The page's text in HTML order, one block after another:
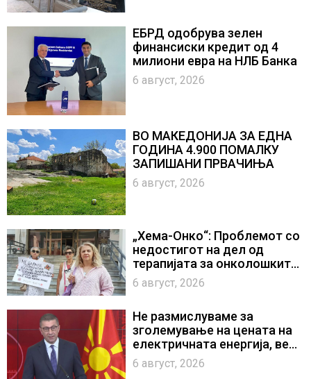
ЕБРД одобрува зелен
финансиски кредит од 4
милиони евра на НЛБ Банка
6 август, 2026
ВО МАКЕДОНИЈА ЗА ЕДНА
ГОДИНА 4.900 ПОМАЛКУ
ЗАПИШАНИ ПРВАЧИЊА
6 август, 2026
„Хема-Онко“: Проблемот со
недостигот на дел од
терапијата за онколошките
пациенти во моментот е
надминат
6 август, 2026
Не размислуваме за
зголемување на цената на
електричната енергија, вели
Мицкоски
6 август, 2026